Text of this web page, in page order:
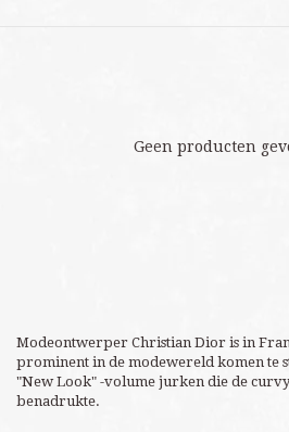
Geen producten
Modeontwerper Christian Dior is in
prominent in de modewereld komen te
"New Look" -volume jurken die de
benadrukte.